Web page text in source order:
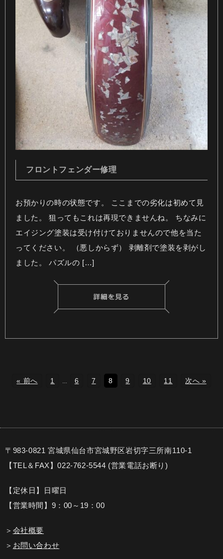
フロントフェンダー修理
お預かりの時の状態です。 ここまでの劣化は初めて見
ました。 狙ってもこれは再現できませんね。 ちなみに
エイジング塗装は受け付けておりませんので他を当た
ってください。 （悪しからず） 剥離剤で塗装を剥がし
ました。 パズルの […]
« 前へ 1 6 7 8 9 10 11 次へ »
〒983-0821 宮城県仙台市宮城野区岩切字三所南110-1
【TEL＆FAX】022-762-5544 (営業電話お断り)
【定休日】日曜日
【営業時間】9：00～19：00
＞ 会社概要
＞ お問い合わせ